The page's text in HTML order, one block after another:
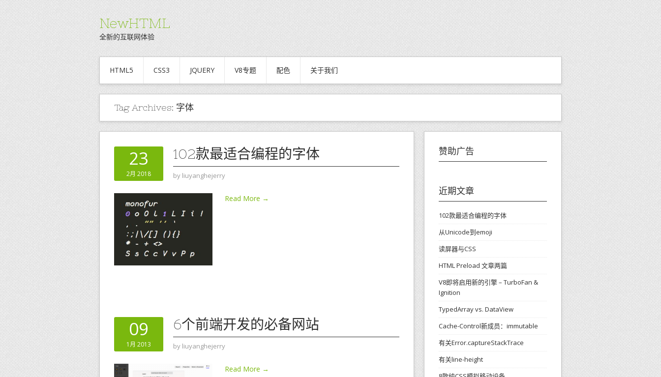
NewHTML
全新的互联网体验
HTML5 CSS3 JQUERY V8专题 配色 关于我们
Tag Archives: 字体
23
2月 2018
102款最适合编程的字体
by liuyanghejerry
Read More →
09
1月 2013
6个前端开发的必备网站
by liuyanghejerry
Read More →
赞助广告
近期文章
102款最适合编程的字体
从Unicode到emoji
读屏器与CSS
HTML Preload 文章两篇
V8即将启用新的引擎 – TurboFan &
Ignition
TypedArray vs. DataView
Cache-Control新成员：immutable
有关Error.captureStackTrace
有关line-height